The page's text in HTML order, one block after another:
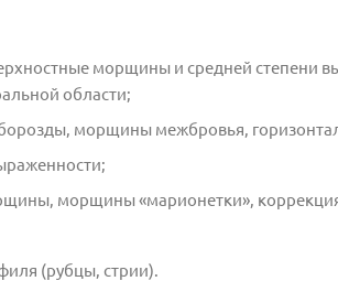
морщины и средней степени
области;
морщины межбровья,
морщины «марионетки»,
(рубцы, стрии).